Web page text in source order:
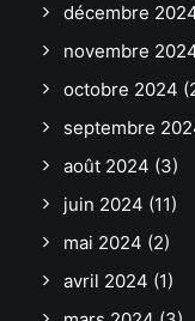
décembre
novembre
octobre 2024
septembre
août 2024 (3)
juin 2024 (11)
mai 2024 (2)
avril 2024 (1)